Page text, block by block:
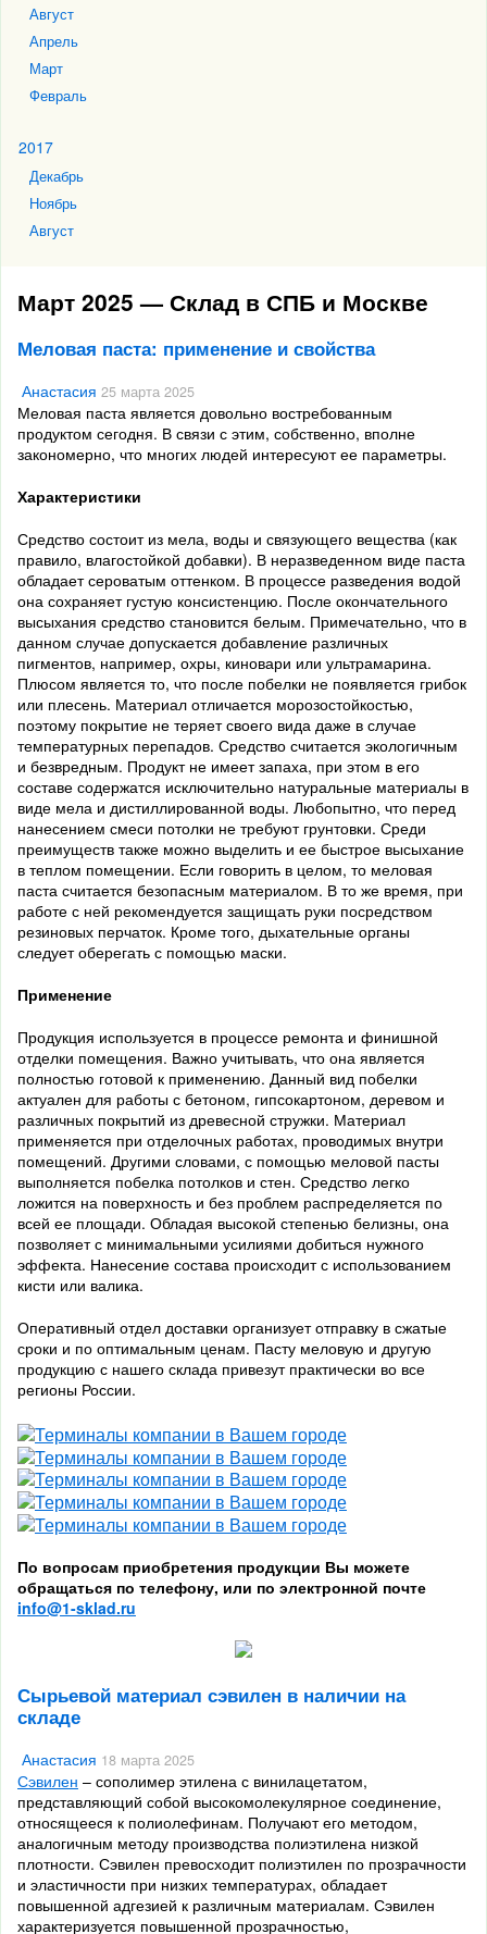
Август
Апрель
Март
Февраль
2017
Декабрь
Ноябрь
Август
Март 2025 — Склад в СПБ и Москве
Меловая паста: применение и свойства
Анастасия 25 марта 2025
Меловая паста является довольно востребованным
продуктом сегодня. В связи с этим, собственно, вполне
закономерно, что многих людей интересуют ее параметры.
Характеристики
Средство состоит из мела, воды и связующего вещества (как
правило, влагостойкой добавки). В неразведенном виде паста
обладает сероватым оттенком. В процессе разведения водой
она сохраняет густую консистенцию. После окончательного
высыхания средство становится белым. Примечательно, что в
данном случае допускается добавление различных
пигментов, например, охры, киновари или ультрамарина.
Плюсом является то, что после побелки не появляется грибок
или плесень. Материал отличается морозостойкостью,
поэтому покрытие не теряет своего вида даже в случае
температурных перепадов. Средство считается экологичным
и безвредным. Продукт не имеет запаха, при этом в его
составе содержатся исключительно натуральные материалы в
виде мела и дистиллированной воды. Любопытно, что перед
нанесением смеси потолки не требуют грунтовки. Среди
преимуществ также можно выделить и ее быстрое высыхание
в теплом помещении. Если говорить в целом, то меловая
паста считается безопасным материалом. В то же время, при
работе с ней рекомендуется защищать руки посредством
резиновых перчаток. Кроме того, дыхательные органы
следует оберегать с помощью маски.
Применение
Продукция используется в процессе ремонта и финишной
отделки помещения. Важно учитывать, что она является
полностью готовой к применению. Данный вид побелки
актуален для работы с бетоном, гипсокартоном, деревом и
различных покрытий из древесной стружки. Материал
применяется при отделочных работах, проводимых внутри
помещений. Другими словами, с помощью меловой пасты
выполняется побелка потолков и стен. Средство легко
ложится на поверхность и без проблем распределяется по
всей ее площади. Обладая высокой степенью белизны, она
позволяет с минимальными усилиями добиться нужного
эффекта. Нанесение состава происходит с использованием
кисти или валика.
Оперативный отдел доставки организует отправку в сжатые
сроки и по оптимальным ценам. Пасту меловую и другую
продукцию с нашего склада привезут практически во все
регионы России.
По вопросам приобретения продукции Вы можете
обращаться по телефону, или по электронной почте
info@1-sklad.ru
Сырьевой материал сэвилен в наличии на
складе
Анастасия 18 марта 2025
Сэвилен – сополимер этилена с винилацетатом,
представляющий собой высокомолекулярное соединение,
относящееся к полиолефинам. Получают его методом,
аналогичным методу производства полиэтилена низкой
плотности. Сэвилен превосходит полиэтилен по прозрачности
и эластичности при низких температурах, обладает
повышенной адгезией к различным материалам. Сэвилен
характеризуется повышенной прозрачностью,